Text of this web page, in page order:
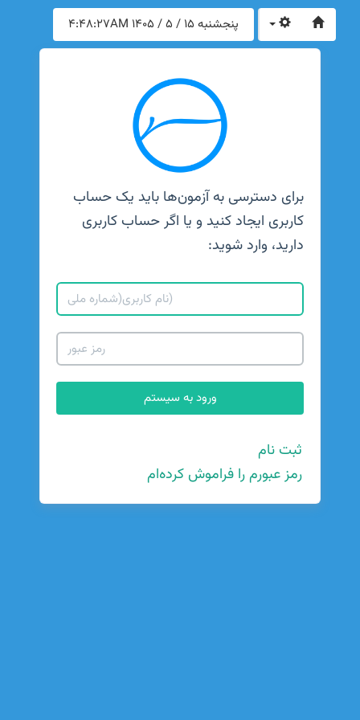
پنجشنبه 15 / 5 / 1405 4:48:27AM
برای دسترسی به آزمون‌ها باید یک حساب
کاربری ایجاد کنید و یا اگر حساب کاربری
دارید، وارد شوید:
ثبت نام
رمز عبورم را فراموش کرده‌ام